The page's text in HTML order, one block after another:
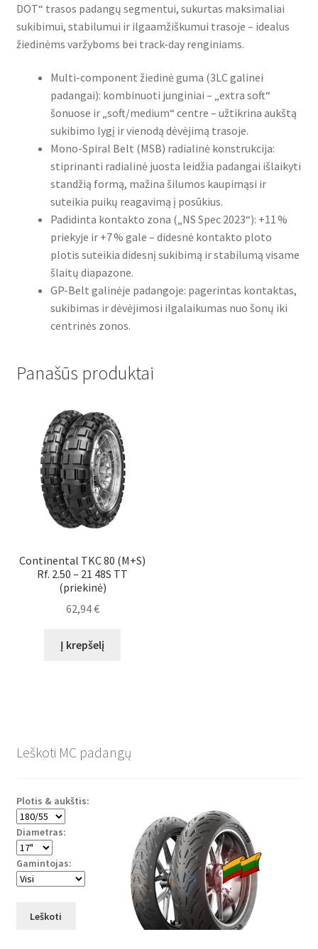
DOT“ trasos padangų segmentui, sukurtas maksimaliai
sukibimui, stabilumui ir ilgaamžiškumui trasoje – idealus
žiedinėms varžyboms bei track-day renginiams.
Multi-component žiedinė guma (3LC galinei
padangai): kombinuoti junginiai – „extra soft“
šonuose ir „soft/medium“ centre – užtikrina aukštą
sukibimo lygį ir vienodą dėvėjimą trasoje.
Mono-Spiral Belt (MSB) radialinė konstrukcija:
stiprinanti radialinė juosta leidžia padangai išlaikyti
standžią formą, mažina šilumos kaupimąsi ir
suteikia puikų reagavimą į posūkius.
Padidinta kontakto zona („NS Spec 2023“): +11 %
priekyje ir +7 % gale – didesnė kontakto ploto
plotis suteikia didesnį sukibimą ir stabilumą visame
šlaitų diapazone.
GP-Belt galinėje padangoje: pagerintas kontaktas,
sukibimas ir dėvėjimosi ilgalaikumas nuo šonų iki
centrinės zonos.
Panašūs produktai
Continental TKC 80 (M+S)
Rf. 2.50 – 21 48S TT
(priekinė)
62,94€
Į krepšelį
Leškoti MC padangų
Plotis & aukštis:
Diametras:
Gamintojas:
Leškoti